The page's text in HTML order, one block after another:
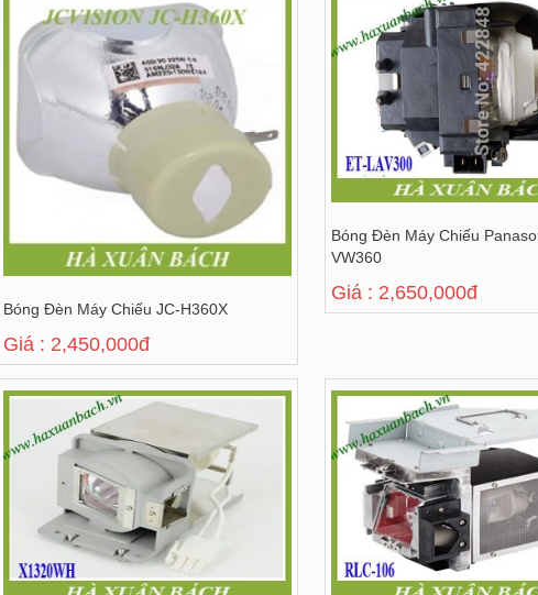
Bóng Đèn Máy Chiếu JC-H360X
Giá : 2,450,000đ
Bóng Đèn Máy Chiếu
VW360
Giá : 2,650,000đ